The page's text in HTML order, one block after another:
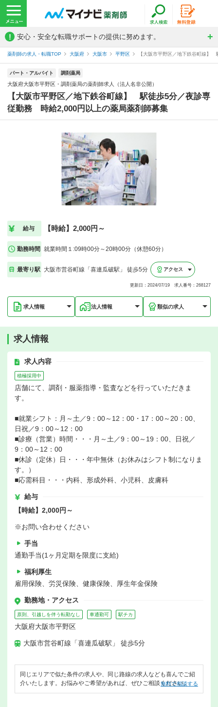
! 安心・安全な転職サポートの提供に努めます。
薬剤師の求人・転職TOP 大阪府 大阪市 平野区 【大阪市平野区／地下鉄谷町線
パート・アルバイト 調剤薬局
大阪府大阪市平野区・調剤薬局の薬剤師求人（法人名非公開）
【大阪市平野区／地下鉄谷町線】 駅徒歩5分／夜診専
従勤務 時給2,000円以上の薬局薬剤師募集
給与 【時給】2,000円～
勤務時間 就業時間１:09時00分～20時00分（休憩60分）
最寄り駅 大阪市営谷町線「喜連瓜破駅」 徒歩5分 アクセス
更新日：2024/07/19 求人番号：268127
求人情報 法人情報 類似の求人
求人情報
求人内容
積極採用中
店舗にて、調剤・服薬指導・監査などを行っていただきま
す。
■就業シフト：月～土／9：00～12：00・17：00～20：00、
日祝／9：00～12：00
■診療（営業）時間・・・月～土／9：00～19：00、日祝／
9：00～12：00
■休診（定休）日・・・年中無休（お休みはシフト制になりま
す。）
■応需科目・・・内科、形成外科、小児科、皮膚科
給与
【時給】2,000円～
※お問い合わせください
手当
通勤手当(1ヶ月定期を限度に支給)
福利厚生
雇用保険、労災保険、健康保険、厚生年金保険
勤務地・アクセス
原則、引越しを伴う転勤なし 車通勤可 駅チカ
大阪府大阪市平野区
大阪市営谷町線「喜連瓜破駅」 徒歩5分
同じエリアで似た条件の求人や、同じ路線の求人なども喜んでご紹
介いたします。お悩みやご希望があれば、ぜひご相談ください。
無料で相談する